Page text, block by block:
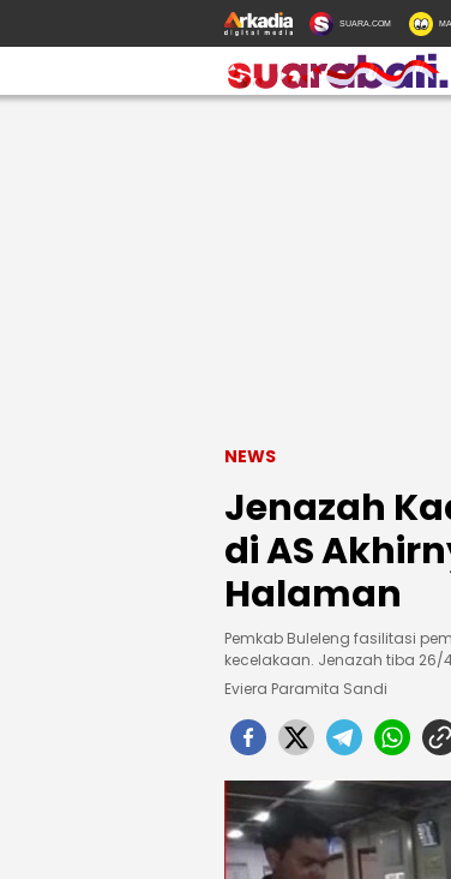
SUARA.COM
NEWS
Jenazah
di AS
Halaman
Pemkab Buleleng fasilitasi
kecelakaan. Jenazah tiba
Eviera Paramita Sandi